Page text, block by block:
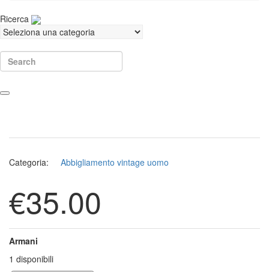
Ricerca
Search
Categoria: Abbigliamento vintage uomo
€35.00
Armani
1 disponibili